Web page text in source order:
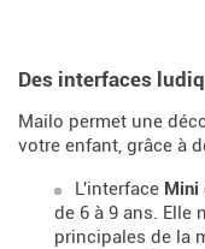
Des interfaces
Mailo permet une
votre enfant, grâce à
L'interface Mini
de 6 à 9 ans. Elle
principales de la